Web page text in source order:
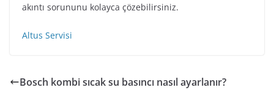
akıntı sorununu kolayca çözebilirsiniz.
Altus Servisi
Bosch kombi sıcak su basıncı nasıl ayarlanır?